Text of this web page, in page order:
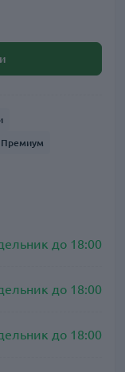
Премиум
до 18:00
до 18:00
до 18:00